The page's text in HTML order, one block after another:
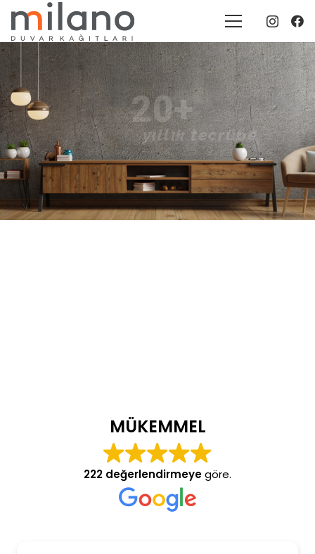
20+
yıllık tecrübe
MÜKEMMEL
222 değerlendirmeyegöre.